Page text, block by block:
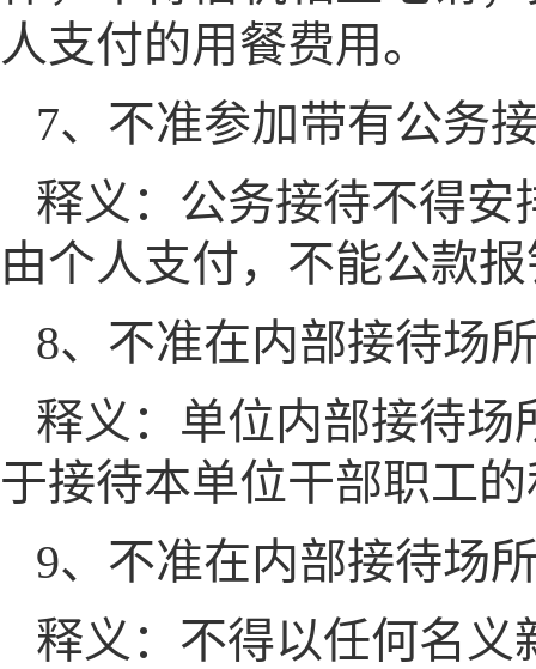
人支付的用餐费用。
7、不准参加带有公务
释义：公务接待不得
由个人支付，不能公款
8、不准在内部接待场
释义：单位内部接待
于接待本单位干部职工
9、不准在内部接待场
释义：不得以任何名